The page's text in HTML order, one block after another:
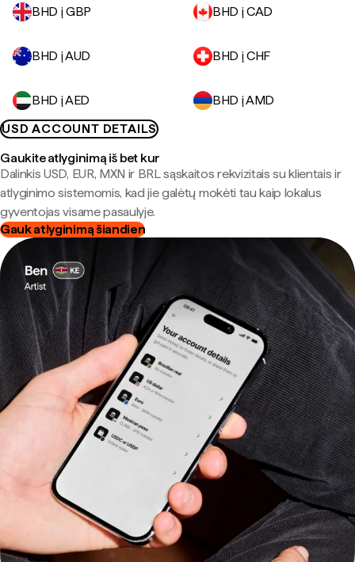
BHD į GBP BHD į CAD
BHD į AUD BHD į CHF
BHD į AED
BHD į AMD
USD ACCOUNT DETAILS
Gaukite atlyginimą iš bet kur
Dalinkis USD, EUR, MXN ir BRL sąskaitos rekvizitais su klientais ir
atlyginimo sistemomis, kad jie galėtų mokėti tau kaip lokalus
gyventojas visame pasaulyje.
Gauk atlyginimą šiandien